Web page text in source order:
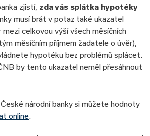
zjistí, zda vás splátka hypotéky
musí brát v potaz také ukazatel
celkovou výší všech měsíčních
měsíčním příjmem žadatele o úvěr),
hypotéku bez problémů splácet.
by tento ukazatel neměl přesáhnout
národní banky si můžete hodnoty
online.